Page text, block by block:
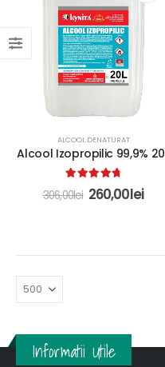
ALCOOL DENATURAT
Alcool Izopropilic 99,9%
out of 5
306,00lei 260,00lei
Informatii Utile